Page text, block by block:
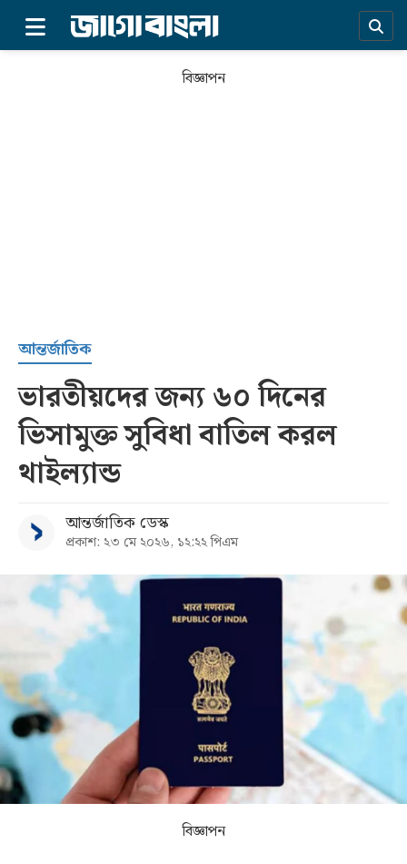
সর্বশেষ
সব
বিভাগ
আর্কাইভ
কনভার্টার
বিজ্ঞাপন
আন্তর্জাতিক
ভারতীয়দের জন্য ৬০ দিনের
ভিসামুক্ত সুবিধা বাতিল করল
থাইল্যান্ড
আন্তর্জাতিক ডেস্ক
প্রকাশ: ২৩ মে ২০২৬, ১২:২২ পিএম
বিজ্ঞাপন